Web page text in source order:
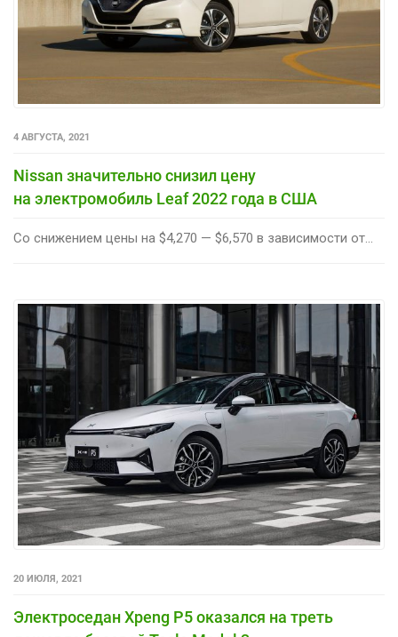
4 АВГУСТА, 2021
Nissan значительно снизил цену
на электромобиль Leaf 2022 года в США
Со снижением цены на $4,270 — $6,570 в зависимости от...
20 ИЮЛЯ, 2021
Электроседан Xpeng P5 оказался на треть